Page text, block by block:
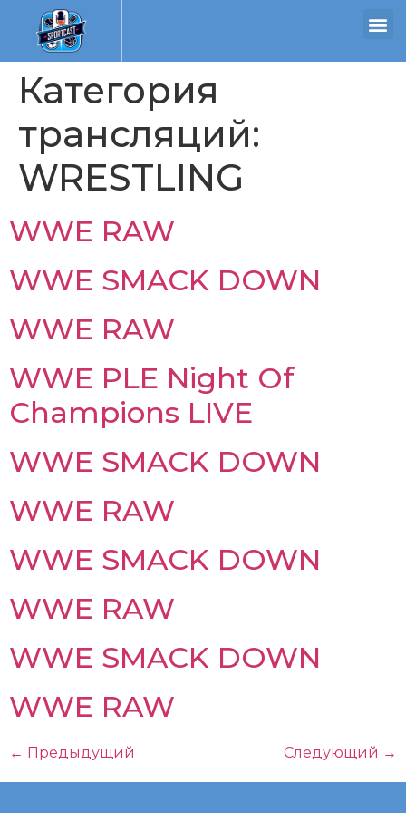
Категория
трансляций:
WRESTLING
WWE RAW
WWE SMACK DOWN
WWE RAW
WWE PLE Night Of
Champions LIVE
WWE SMACK DOWN
WWE RAW
WWE SMACK DOWN
WWE RAW
WWE SMACK DOWN
WWE RAW
← Предыдущий Следующий →